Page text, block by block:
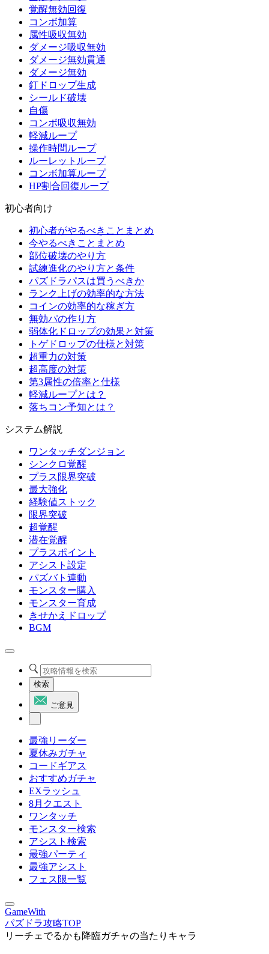
覚醒無効回復
コンボ加算
属性吸収無効
ダメージ吸収無効
ダメージ無効貫通
ダメージ無効
釘ドロップ生成
シールド破壊
自傷
コンボ吸収無効
軽減ループ
操作時間ループ
ルーレットループ
コンボ加算ループ
HP割合回復ループ
初心者向け
初心者がやるべきことまとめ
今やるべきことまとめ
部位破壊のやり方
試練進化のやり方と条件
パズドラパスは買うべきか
ランク上げの効率的な方法
コインの効率的な稼ぎ方
無効パの作り方
弱体化ドロップの効果と対策
トゲドロップの仕様と対策
超重力の対策
超高度の対策
第3属性の倍率と仕様
軽減ループとは？
落ちコン予知とは？
システム解説
ワンタッチダンジョン
シンクロ覚醒
プラス限界突破
最大強化
経験値ストック
限界突破
超覚醒
潜在覚醒
プラスポイント
アシスト設定
パズバト連動
モンスター購入
モンスター育成
きせかえドロップ
BGM
検索
ご意見
最強リーダー
夏休みガチャ
コードギアス
おすすめガチャ
EXラッシュ
8月クエスト
ワンタッチ
モンスター検索
アシスト検索
最強パーティ
最強アシスト
フェス限一覧
GameWith
パズドラ攻略TOP
リーチェでるかも降臨ガチャの当たりキャラ